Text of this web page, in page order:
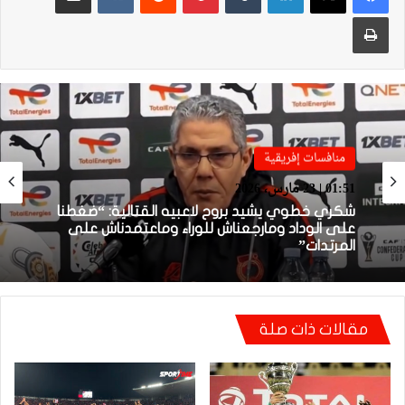
طباعة
منافسات إفريقية
01:51 | 23 مارس، 2026
على الوداد ومارجعناش للوراء وماعتمدناش على
المرتدات”
منافسات إفريقية
01:38 | 23 مارس، 2026
بعد الإقصاء من كأس “الكاف”.. أيت منا يقيل
بنهاشم
مقالات ذات صلة